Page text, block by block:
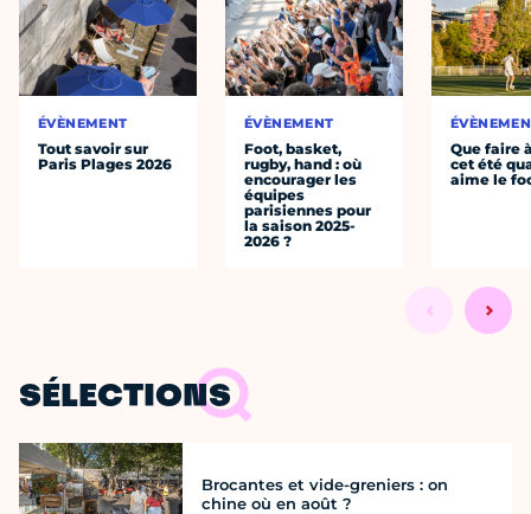
ÉVÈNEMENT
Tout savoir sur
Paris Plages 2026
ÉVÈNEMENT
Foot, basket,
rugby, hand : où
encourager les
équipes
parisiennes pour
la saison 2025-
2026 ?
Que faire
cet été
aime le
SÉLECTIONS
Brocantes et vide-greniers : on
chine où en août ?